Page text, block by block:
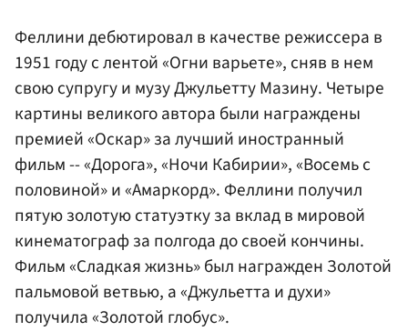
Феллини дебютировал в качестве режиссера в
1951 году с лентой «Огни варьете», сняв в нем
свою супругу и музу Джульетту Мазину. Четыре
картины великого автора были награждены
премией «Оскар» за лучший иностранный
фильм -- «Дорога», «Ночи Кабирии», «Восемь с
половиной» и «Амаркорд». Феллини получил
пятую золотую статуэтку за вклад в мировой
кинематограф за полгода до своей кончины.
Фильм «Сладкая жизнь» был награжден Золотой
пальмовой ветвью, а «Джульетта и духи»
получила «Золотой глобус».